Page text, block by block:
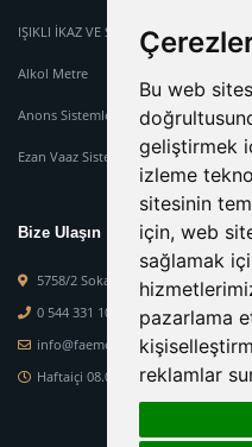
Bu web
geliştirmek
izleme
sitesinin
için, web
sağlamak
pazarlama
reklamlar
IŞIKLI İKAZ VE SİREN SİSTEMİ
Alkol Metre
Anons Sistemleri
Ezan Vaaz Sistemleri
Bize Ulaşın
5758/2 Sokak No : 2-M Orcaner İş
0 544 331 10 84
info@faemelektronik.com
Haftaiçi 08.00 - 19.00 - Haftasonu